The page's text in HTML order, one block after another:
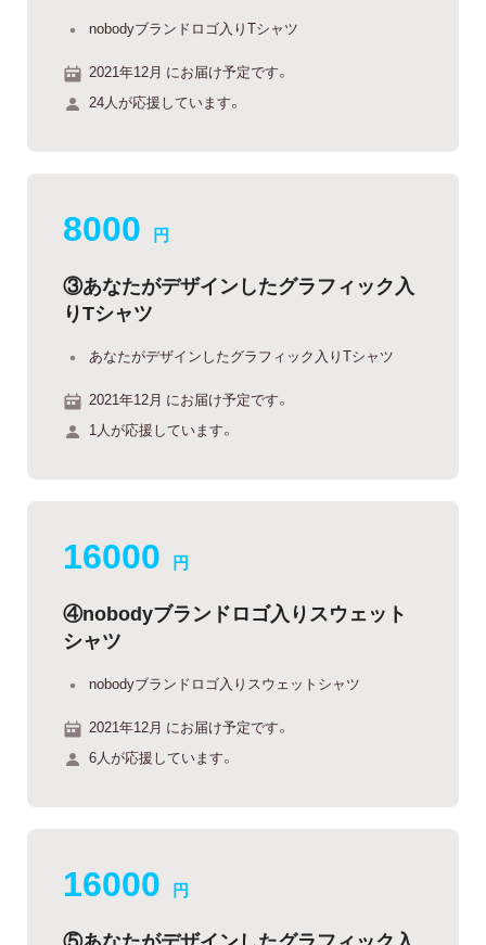
nobodyブランドロゴ入りTシャツ
2021年12月 にお届け予定です。
24人が応援しています。
8000 円
③あなたがデザインしたグラフィック入
りTシャツ
あなたがデザインしたグラフィック入りTシャツ
2021年12月 にお届け予定です。
1人が応援しています。
16000 円
④nobodyブランドロゴ入りスウェット
シャツ
nobodyブランドロゴ入りスウェットシャツ
2021年12月 にお届け予定です。
6人が応援しています。
16000 円